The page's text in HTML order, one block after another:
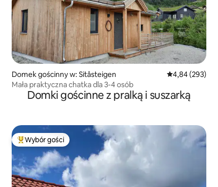
Domek gościnny w: Sitåsteigen Średnia
4,84 (293)
Mała praktyczna chatka dla 3-4 osób
Domki gościnne z pralką i suszarką
Najpopularniejsze z kategorii Wybór gości
Wybór gości